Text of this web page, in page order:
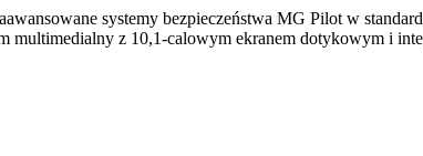
systemy bezpieczeństwa MG Pilot w
z 10,1-calowym ekranem dotykowym i